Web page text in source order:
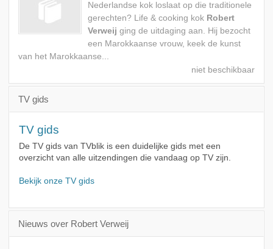
Nederlandse kok loslaat op die traditionele
gerechten? Life & cooking kok Robert
Verweij ging de uitdaging aan. Hij bezocht
een Marokkaanse vrouw, keek de kunst
van het Marokkaanse...
TV gids
TV gids
De TV gids van TVblik is een duidelijke gids met een
overzicht van alle uitzendingen die vandaag op TV zijn.
Bekijk onze TV gids
Nieuws over Robert Verweij